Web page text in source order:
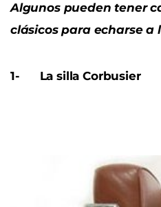
Algunos pueden tener
clásicos para echarse a
1- La silla Corbusier